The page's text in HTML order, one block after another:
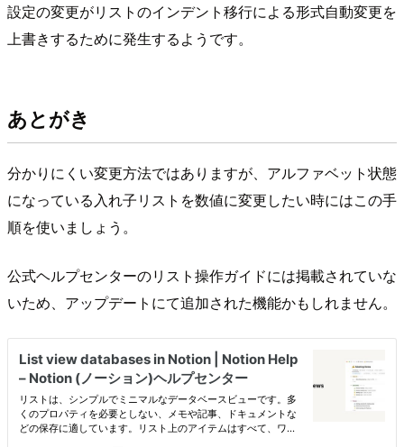
設定の変更がリストのインデント移行による形式自動変更を
上書きするために発生するようです。
あとがき
分かりにくい変更方法ではありますが、アルファベット状態
になっている入れ子リストを数値に変更したい時にはこの手
順を使いましょう。
公式ヘルプセンターのリスト操作ガイドには掲載されていな
いため、アップデートにて追加された機能かもしれません。